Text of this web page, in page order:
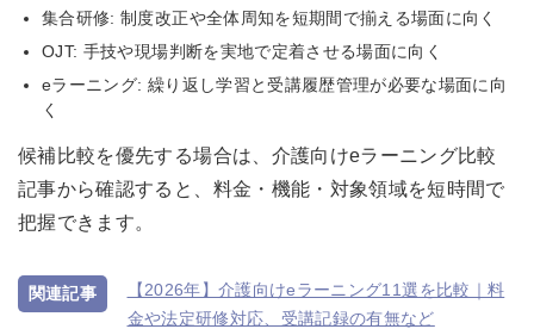
集合研修: 制度改正や全体周知を短期間で揃える場面に向く
OJT: 手技や現場判断を実地で定着させる場面に向く
eラーニング: 繰り返し学習と受講履歴管理が必要な場面に向
く
候補比較を優先する場合は、 介護向けeラーニング比較
記事から確認すると、料金・機能・対象領域を短時間で
把握できます。
【2026年】介護向けeラーニング11選を比較｜料
金や法定研修対応、受講記録の有無など